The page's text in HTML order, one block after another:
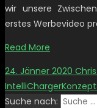
wir unsere
erstes Werbevideo
Read More
24. Jänner 2020
IntelliChargerKonzept
Suche nach: